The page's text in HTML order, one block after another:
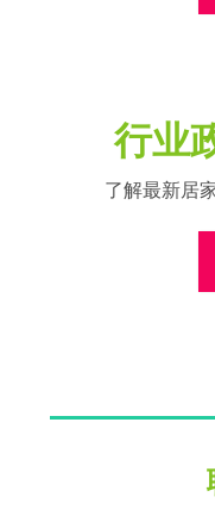
行业
了解最新居